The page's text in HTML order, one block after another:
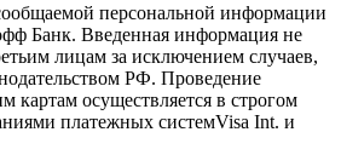
персональной информации
Банк. Введенная информация не
лицам за исключением случаев,
РФ. Проведение
картам осуществляется в строгом
платежных системVisa Int. и